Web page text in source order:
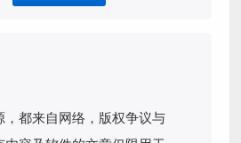
，都来自网络，版权争议与